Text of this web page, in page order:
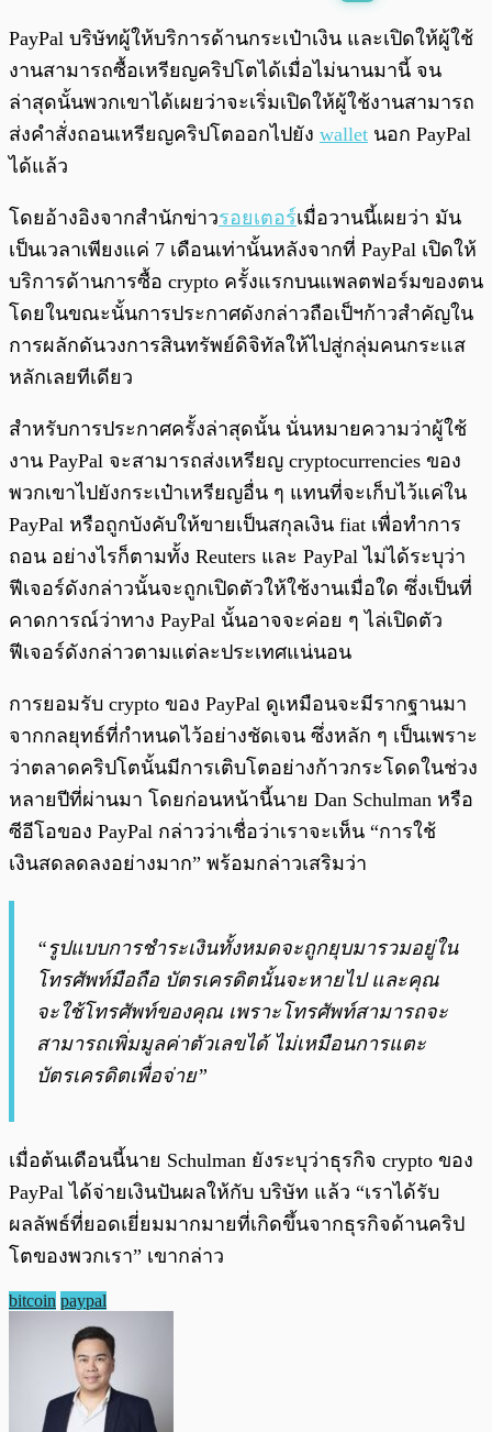
พร้อมเล่น 0:00/0:00
PayPal บริษัทผู้ให้บริการด้านกระเป๋าเงิน และเปิดให้ผู้ใช้
งานสามารถซื้อเหรียญคริปโตได้เมื่อไม่นานมานี้ จน
ล่าสุดนั้นพวกเขาได้เผยว่าจะเริ่มเปิดให้ผู้ใช้งานสามารถ
ส่งคำสั่งถอนเหรียญคริปโตออกไปยัง wallet นอก PayPal
ได้แล้ว
โดยอ้างอิงจากสำนักข่าวรอยเตอร์เมื่อวานนี้เผยว่า มัน
เป็นเวลาเพียงแค่ 7 เดือนเท่านั้นหลังจากที่ PayPal เปิดให้
บริการด้านการซื้อ crypto ครั้งแรกบนแพลตฟอร์มของตน
โดยในขณะนั้นการประกาศดังกล่าวถือเป็ฯก้าวสำคัญใน
การผลักดันวงการสินทรัพย์ดิจิทัลให้ไปสู่กลุ่มคนกระแส
หลักเลยทีเดียว
สำหรับการประกาศครั้งล่าสุดนั้น นั่นหมายความว่าผู้ใช้
งาน PayPal จะสามารถส่งเหรียญ cryptocurrencies ของ
พวกเขาไปยังกระเป๋าเหรียญอื่น ๆ แทนที่จะเก็บไว้แค่ใน
PayPal หรือถูกบังคับให้ขายเป็นสกุลเงิน fiat เพื่อทำการ
ถอน อย่างไรก็ตามทั้ง Reuters และ PayPal ไม่ได้ระบุว่า
ฟีเจอร์ดังกล่าวนั้นจะถูกเปิดตัวให้ใช้งานเมื่อใด ซึ่งเป็นที่
คาดการณ์ว่าทาง PayPal นั้นอาจจะค่อย ๆ ไล่เปิดตัว
ฟีเจอร์ดังกล่าวตามแต่ละประเทศแน่นอน
การยอมรับ crypto ของ PayPal ดูเหมือนจะมีรากฐานมา
จากกลยุทธ์ที่กำหนดไว้อย่างชัดเจน ซึ่งหลัก ๆ เป็นเพราะ
ว่าตลาดคริปโตนั้นมีการเติบโตอย่างก้าวกระโดดในช่วง
หลายปีที่ผ่านมา โดยก่อนหน้านี้นาย Dan Schulman หรือ
ซีอีโอของ PayPal กล่าวว่าเชื่อว่าเราจะเห็น “การใช้
เงินสดลดลงอย่างมาก” พร้อมกล่าวเสริมว่า
“รูปแบบการชำระเงินทั้งหมดจะถูกยุบมารวมอยู่ใน
โทรศัพท์มือถือ บัตรเครดิตนั้นจะหายไป และคุณ
จะใช้โทรศัพท์ของคุณ เพราะโทรศัพท์สามารถจะ
สามารถเพิ่มมูลค่าตัวเลขได้ ไม่เหมือนการแตะ
บัตรเครดิตเพื่อจ่าย”
เมื่อต้นเดือนนี้นาย Schulman ยังระบุว่าธุรกิจ crypto ของ
PayPal ได้จ่ายเงินปันผลให้กับ บริษัท แล้ว “เราได้รับ
ผลลัพธ์ที่ยอดเยี่ยมมากมายที่เกิดขึ้นจากธุรกิจด้านคริป
โตของพวกเรา” เขากล่าว
bitcoin paypal